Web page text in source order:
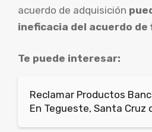
acuerdo de adquisición
ineficacia del acuerdo de
Te puede interesar:
Reclamar Productos
En Tegueste, Santa Cruz